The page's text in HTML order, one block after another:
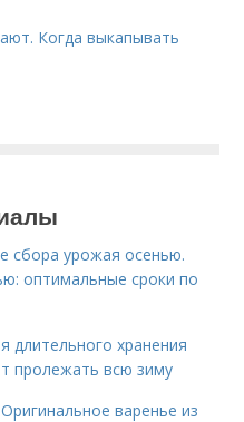
Когда выкапывать
сбора урожая осенью.
оптимальные сроки по
длительного хранения
пролежать всю зиму
варенье из